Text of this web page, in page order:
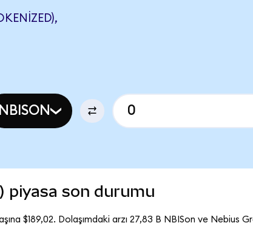
NBISON
piyasa son durumu
$189,02. Dolaşımdaki arzı 27,83 B NBISon ve Nebius